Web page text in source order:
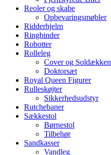
Reoler og skabe
Opbevaringsmøbler
Ridderhjelm
Ringbinder
Robotter
Rolleleg
Cover og Soldækken
Doktorsæt
Royal Queen Figurer
Rulleskøjter
Sikkerhedsudstyr
Rutchebaner
Sækkestol
Børnestol
Tilbehør
Sandkasser
Vandleg